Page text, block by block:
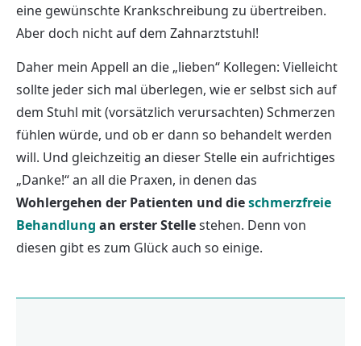
eine gewünschte Krankschreibung zu übertreiben.
Aber doch nicht auf dem Zahnarztstuhl!
Daher mein Appell an die „lieben“ Kollegen: Vielleicht
sollte jeder sich mal überlegen, wie er selbst sich auf
dem Stuhl mit (vorsätzlich verursachten) Schmerzen
fühlen würde, und ob er dann so behandelt werden
will. Und gleichzeitig an dieser Stelle ein aufrichtiges
„Danke!“ an all die Praxen, in denen das
Wohlergehen der Patienten und dieschmerzfreie
Behandlung an erster Stellestehen. Denn von
diesen gibt es zum Glück auch so einige.